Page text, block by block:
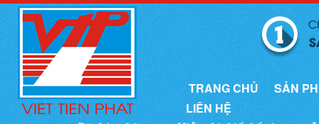
TRANG CHỦ
SẢN
LIÊN HỆ